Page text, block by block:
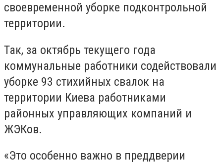
своевременной уборке подконтрольной
территории.
Так, за октябрь текущего года
коммунальные работники содействовали
уборке 93 стихийных свалок на
территории Киева работниками
районных управляющих компаний и
ЖЭКов.
«Это особенно важно в преддверии